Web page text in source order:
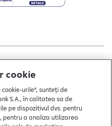
cookie
urile”, sunteți de
S.A., în calitatea sa de
pe dispozitivul dvs. pentru
a analiza utilizarea